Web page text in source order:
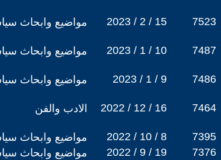
مواضيع وابحاث 2023 / 2 / 15 7523
مواضيع وابحاث 2023 / 1 / 10 7487
مواضيع وابحاث 2023 / 1 / 9 7486
الادب والفن 2022 / 12 / 16 7464
مواضيع وابحاث 2022 / 10 / 8 7395
مواضيع وابحاث
2022 / 9 / 19 7376